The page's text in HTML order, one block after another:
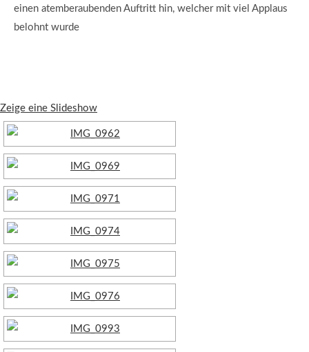
einen atemberaubenden Auftritt hin, welcher mit viel Applaus
belohnt wurde
Zeige eine Slideshow